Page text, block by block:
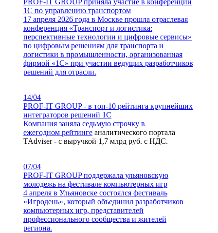
PROF-IT GROUP приняла участие в конференции
1С по управлению транспортом
17 апреля 2026 года в Москве прошла отраслевая
конференция «Транспорт и логистика:
перспективные технологии и цифровые сервисы»
по цифровым решениям для транспорта и
логистики в промышленности, организованная
фирмой «1С» при участии ведущих разработчиков
решений для отрасли.
14/04
PROF-IT GROUP - в топ-10 рейтинга крупнейших
интеграторов решений 1С
Компания заняла седьмую строчку в
ежегодном рейтинге аналитического портала
TAdviser - с выручкой 1,7 млрд руб. с НДС.
07/04
PROF-IT GROUP поддержала ульяновскую
молодежь на фестивале компьютерных игр
4 апреля в Ульяновске состоялся фестиваль
«Игродень», который объединил разработчиков
компьютерных игр, представителей
профессионального сообщества и жителей
региона.